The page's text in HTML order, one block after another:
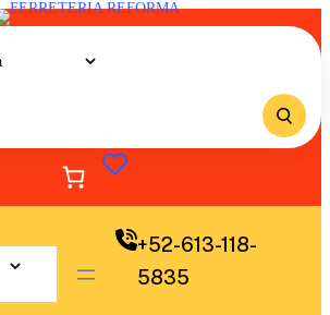
+52-613-118-
5835